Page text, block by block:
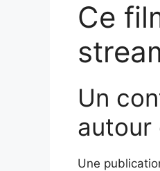
Ce
Un
autour
Une